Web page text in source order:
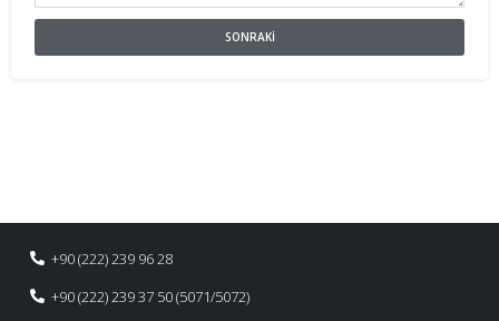
SONRAKI
+90 (222) 239 96 28
+90 (222) 239 37 50 (5071/5072)